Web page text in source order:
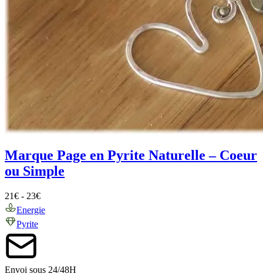
Marque Page en Pyrite Naturelle – Coeur
ou Simple
21€ - 23€
Energie
Pyrite
Envoi sous 24/48H